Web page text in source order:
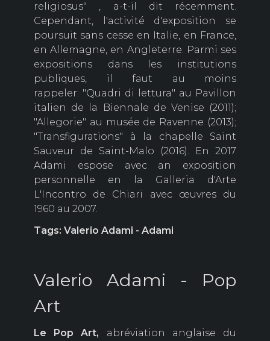
religiosus" , a-t-il dit récemment.
Cependant, l'activité d'exposition se
poursuit sans cesse en Italie, en France,
en Allemagne, en Angleterre. Parmi ses
expositions dans les institutions
publiques, il faut au moins
rappeler: "Quadri di lettura" au Pavillon
italien de la Biennale de Venise (2011);
"Allegorie" au musée de Ravenne (2013);
"Transfigurations" à la chapelle Saint
Sauveur de Saint-Malo (2016). En 2017
Adami espose avec an exposition
personnelle en la Galleria d'Arte
L'Incontro de Chiari avec œuvres du
1960 au 2007.
Tags: Valerio Adami - Adami
Valerio Adami - Pop
Art
Le Pop Art, abréviation anglaise du